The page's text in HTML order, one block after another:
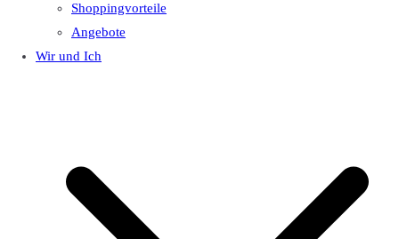
Shoppingvorteile
Angebote
Wir und Ich